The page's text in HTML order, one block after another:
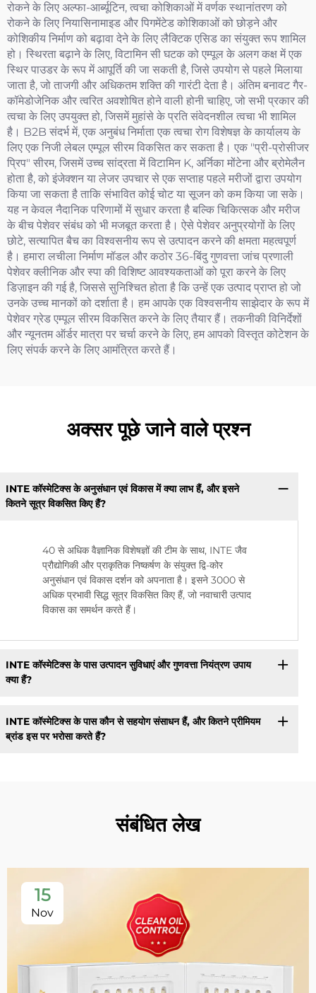
रोकने के लिए अल्फा-आर्ब्यूटिन, त्वचा कोशिकाओं में वर्णक स्थानांतरण को
रोकने के लिए नियासिनामाइड और पिगमेंटेड कोशिकाओं को छोड़ने और
कोशिकीय निर्माण को बढ़ावा देने के लिए लैक्टिक एसिड का संयुक्त रूप शामिल
हो। स्थिरता बढ़ाने के लिए, विटामिन सी घटक को एम्पूल के अलग कक्ष में एक
स्थिर पाउडर के रूप में आपूर्ति की जा सकती है, जिसे उपयोग से पहले मिलाया
जाता है, जो ताजगी और अधिकतम शक्ति की गारंटी देता है। अंतिम बनावट गैर-
कॉमेडोजेनिक और त्वरित अवशोषित होने वाली होनी चाहिए, जो सभी प्रकार की
त्वचा के लिए उपयुक्त हो, जिसमें मुहांसे के प्रति संवेदनशील त्वचा भी शामिल
है। B2B संदर्भ में, एक अनुबंध निर्माता एक त्वचा रोग विशेषज्ञ के कार्यालय के
लिए एक निजी लेबल एम्पूल सीरम विकसित कर सकता है। एक "प्री-प्रोसीजर
प्रिप" सीरम, जिसमें उच्च सांद्रता में विटामिन K, अर्निका मोंटेना और ब्रोमेलैन
होता है, को इंजेक्शन या लेजर उपचार से एक सप्ताह पहले मरीजों द्वारा उपयोग
किया जा सकता है ताकि संभावित कोई चोट या सूजन को कम किया जा सके।
यह न केवल नैदानिक परिणामों में सुधार करता है बल्कि चिकित्सक और मरीज
के बीच पेशेवर संबंध को भी मजबूत करता है। ऐसे पेशेवर अनुप्रयोगों के लिए
छोटे, सत्यापित बैच का विश्वसनीय रूप से उत्पादन करने की क्षमता महत्वपूर्ण
है। हमारा लचीला निर्माण मॉडल और कठोर 36-बिंदु गुणवत्ता जांच प्रणाली
पेशेवर क्लीनिक और स्पा की विशिष्ट आवश्यकताओं को पूरा करने के लिए
डिज़ाइन की गई है, जिससे सुनिश्चित होता है कि उन्हें एक उत्पाद प्राप्त हो जो
उनके उच्च मानकों को दर्शाता है। हम आपके एक विश्वसनीय साझेदार के रूप में
पेशेवर ग्रेड एम्पूल सीरम विकसित करने के लिए तैयार हैं। तकनीकी विनिर्देशों
और न्यूनतम ऑर्डर मात्रा पर चर्चा करने के लिए, हम आपको विस्तृत कोटेशन के
लिए संपर्क करने के लिए आमंत्रित करते हैं।
अक्सर पूछे जाने वाले प्रश्न
INTE कॉस्मेटिक्स के अनुसंधान एवं विकास में क्या लाभ हैं, और इसने
कितने सूत्र विकसित किए हैं?
40 से अधिक वैज्ञानिक विशेषज्ञों की टीम के साथ, INTE जैव
प्रौद्योगिकी और प्राकृतिक निष्कर्षण के संयुक्त द्वि-कोर
अनुसंधान एवं विकास दर्शन को अपनाता है। इसने 3000 से
अधिक प्रभावी सिद्ध सूत्र विकसित किए हैं, जो नवाचारी उत्पाद
विकास का समर्थन करते हैं।
INTE कॉस्मेटिक्स के पास उत्पादन सुविधाएं और गुणवत्ता नियंत्रण उपाय
क्या हैं?
INTE कॉस्मेटिक्स के पास कौन से सहयोग संसाधन हैं, और कितने प्रीमियम
ब्रांड इस पर भरोसा करते हैं?
संबंधित लेख
15
Nov